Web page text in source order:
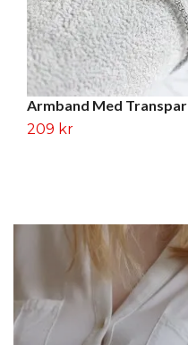
Armband Med
209 kr